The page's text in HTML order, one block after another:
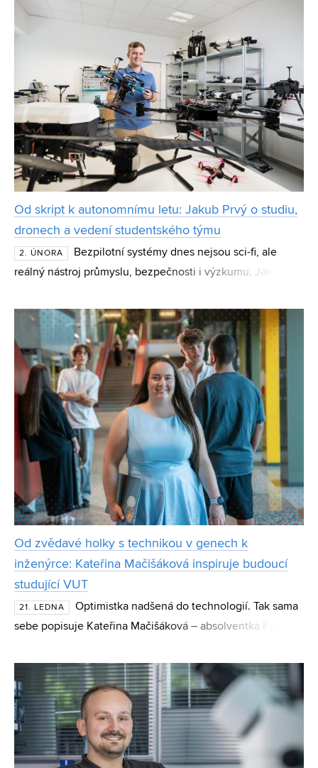
Od skript k autonomnímu letu: Jakub Prvý o studiu,
dronech a vedení studentského týmu
2. ÚNORA
Bezpilotní systémy dnes nejsou sci-fi, ale
reálný nástroj průmyslu, bezpečnosti i výzkumu. Jakub
automatizace a měření na FEKT VUT a vedoucí studentsk
Od zvědavé holky s technikou v genech k
inženýrce: Kateřina Mačišáková inspiruje budoucí
studující VUT
21. LEDNA
Optimistka nadšená do technologií. Tak sama
sebe popisuje Kateřina Mačišáková – absolventka Fakulty
jednou z hlavních tváří letošní uchazečské